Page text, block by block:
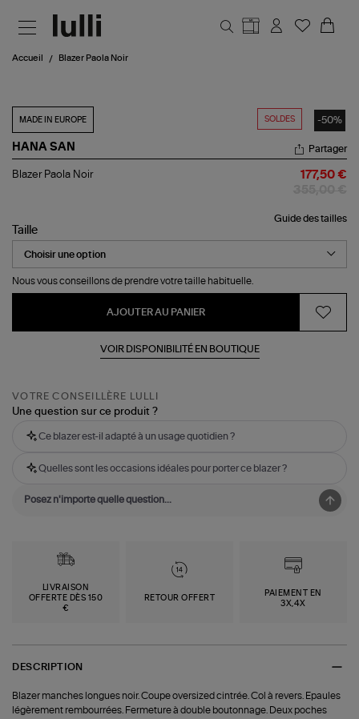
Accueil Blazer Paola Noir
SOLDES -50%
MADE IN EUROPE
HANA SAN
Blazer
Partager
Blazer Paola Noir 177,50 €
Guide des tailles
Taille
Nous vous conseillons de prendre votre taille habituelle.
AJOUTER AU PANIER
VOIR DISPONIBILITÉ EN BOUTIQUE
VOTRE CONSEILLÈRE LULLI
Une question sur ce produit ?
Ce blazer est-il adapté à un usage quotidien ?
Quelles sont les occasions idéales pour porter ce blazer ?
LIVRAISON
OFFERTE DÈS 150
€
RETOUR OFFERT
PAIEMENT EN
3X,4X
DESCRIPTION
Blazer manches longues noir. Coupe oversized cintrée. Col à revers. Epaules
légèrement rembourrées. Fermeture à double boutonnage. Deux poches